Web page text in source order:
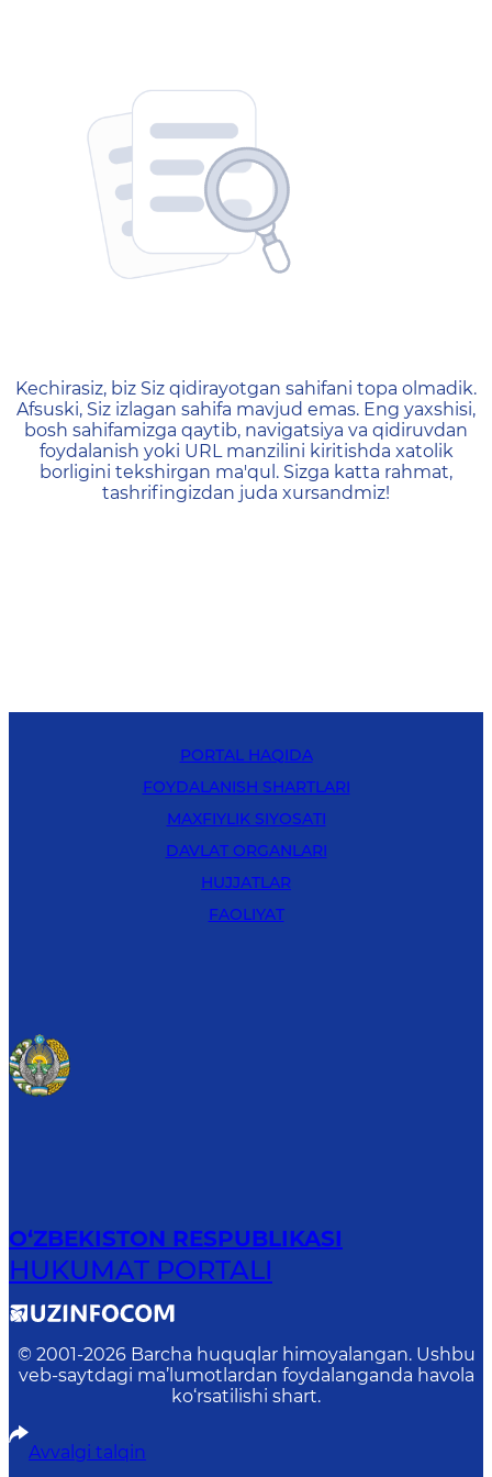
404 — Страница не
Kechirasiz, biz Siz qidirayotgan sahifani topa olmadik.
Afsuski, Siz izlagan sahifa mavjud emas. Eng yaxshisi,
bosh sahifamizga qaytib, navigatsiya va qidiruvdan
foydalanish yoki URL manzilini kiritishda xatolik
borligini tekshirgan ma'qul. Sizga katta rahmat,
tashrifingizdan juda xursandmiz!
PORTAL HAQIDA
FOYDALANISH SHARTLARI
MAXFIYLIK SIYOSATI
DAVLAT ORGANLARI
HUJJATLAR
FAOLIYAT
O‘ZBEKISTON RESPUBLIKASI
HUKUMAT PORTALI
© 2001-2026 Barcha huquqlar himoyalangan. Ushbu
veb-saytdagi ma’lumotlardan foydalanganda havola
ko‘rsatilishi shart.
Avvalgi talqin